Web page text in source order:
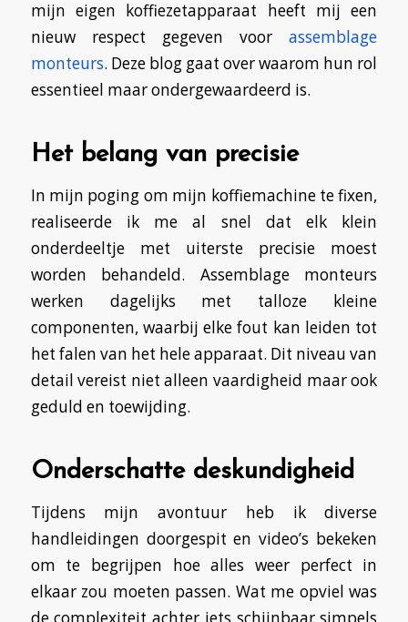
mijn eigen koffiezetapparaat heeft mij een
nieuw respect gegeven voorassemblage
monteurs. Deze blog gaat over waarom hun rol
essentieel maar ondergewaardeerd is.
Het belang van precisie
In mijn poging om mijn koffiemachine te fixen,
realiseerde ik me al snel dat elk klein
onderdeeltje met uiterste precisie moest
worden behandeld. Assemblage monteurs
werken dagelijks met talloze kleine
componenten, waarbij elke fout kan leiden tot
het falen van het hele apparaat. Dit niveau van
detail vereist niet alleen vaardigheid maar ook
geduld en toewijding.
Onderschatte deskundigheid
Tijdens mijn avontuur heb ik diverse
handleidingen doorgespit en video’s bekeken
om te begrijpen hoe alles weer perfect in
elkaar zou moeten passen. Wat me opviel was
de complexiteit achter iets schijnbaar simpels